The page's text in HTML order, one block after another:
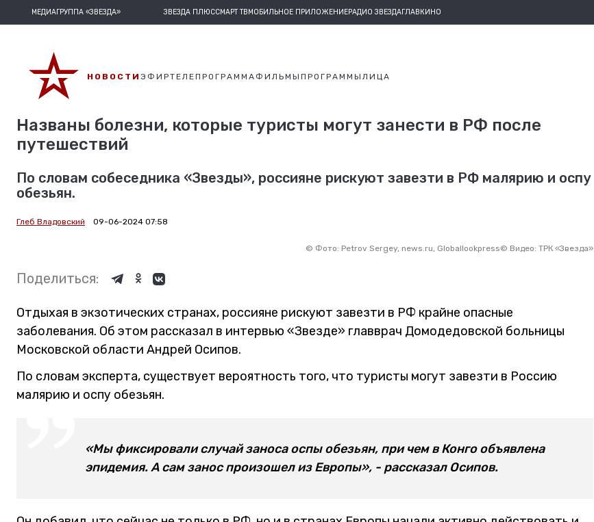
МЕДИАГРУППА «ЗВЕЗДА» ЗВЕЗДА ПЛЮССМАРТ ТВМОБИЛЬНОЕ ПРИЛОЖЕНИЕРАДИО ЗВЕЗДАГЛАВКИНО
НОВОСТИ ЭФИРТЕЛЕПРОГРАММАФИЛЬМЫ ПРОГРАММЫ ЛИЦА
Названы болезни, которые туристы могут занести в РФ после
путешествий
По словам собеседника «Звезды», россияне рискуют завезти в РФ малярию и оспу
обезьян.
Глеб Владовский 09-06-2024 07:58
© Фото: Petrov Sergey, news.ru, Globallookpress© Видео: ТРК «Звезда»
Поделиться:
Отдыхая в экзотических странах, россияне рискуют завезти в РФ крайне опасные
заболевания. Об этом рассказал в интервью «Звезде» главврач Домодедовской больницы
Московской области Андрей Осипов.
По словам эксперта, существует вероятность того, что туристы могут завезти в Россию
малярию и оспу обезьян.
«Мы фиксировали случай заноса оспы обезьян, при чем в Конго объявлена
эпидемия. А сам занос произошел из Европы», - рассказал Осипов.